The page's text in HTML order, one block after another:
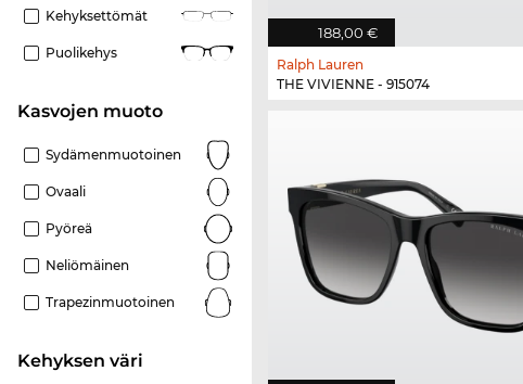
Kehyksettömät
Puolikehys
Kasvojen muoto
Sydämenmuotoinen
Ovaali
Pyöreä
Neliömäinen
Trapezinmuotoinen
Kehyksen väri
188,00 €
Ralph Lauren
THE VIVIENNE - 915074